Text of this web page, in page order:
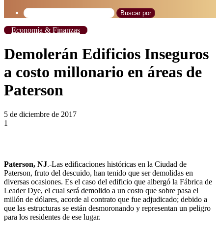
Buscar por
Economía & Finanzas
Demolerán Edificios Inseguros
a costo millonario en áreas de
Paterson
5 de diciembre de 2017
1
Paterson, NJ.-Las edificaciones históricas en la Ciudad de
Paterson, fruto del descuido, han tenido que ser demolidas en
diversas ocasiones. Es el caso del edificio que albergó la Fábrica de
Leader Dye, el cual será demolido a un costo que sobre pasa el
millón de dólares, acorde al contrato que fue adjudicado; debido a
que las estructuras se están desmoronando y representan un peligro
para los residentes de ese lugar.